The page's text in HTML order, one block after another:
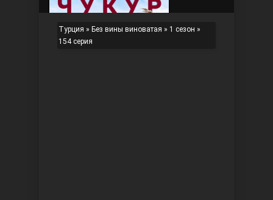
Турция » Без вины виноватая » 1 сезон »
154 серия